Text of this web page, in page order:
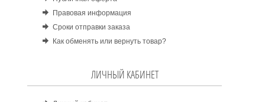
Правовая информация
Сроки отправки заказа
Как обменять или вернуть товар?
ЛИЧНЫЙ КАБИНЕТ